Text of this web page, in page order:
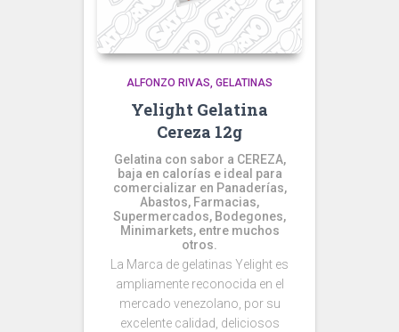
ALFONZO RIVAS GELATINAS
Yelight Gelatina
Cereza 12g
Gelatina con sabor a CEREZA,
baja en calorías e ideal para
comercializar en Panaderías,
Abastos, Farmacias,
Supermercados, Bodegones,
Minimarkets, entre muchos
otros.
La Marca de gelatinas Yelight es
ampliamente reconocida en el
mercado venezolano, por su
excelente calidad, deliciosos